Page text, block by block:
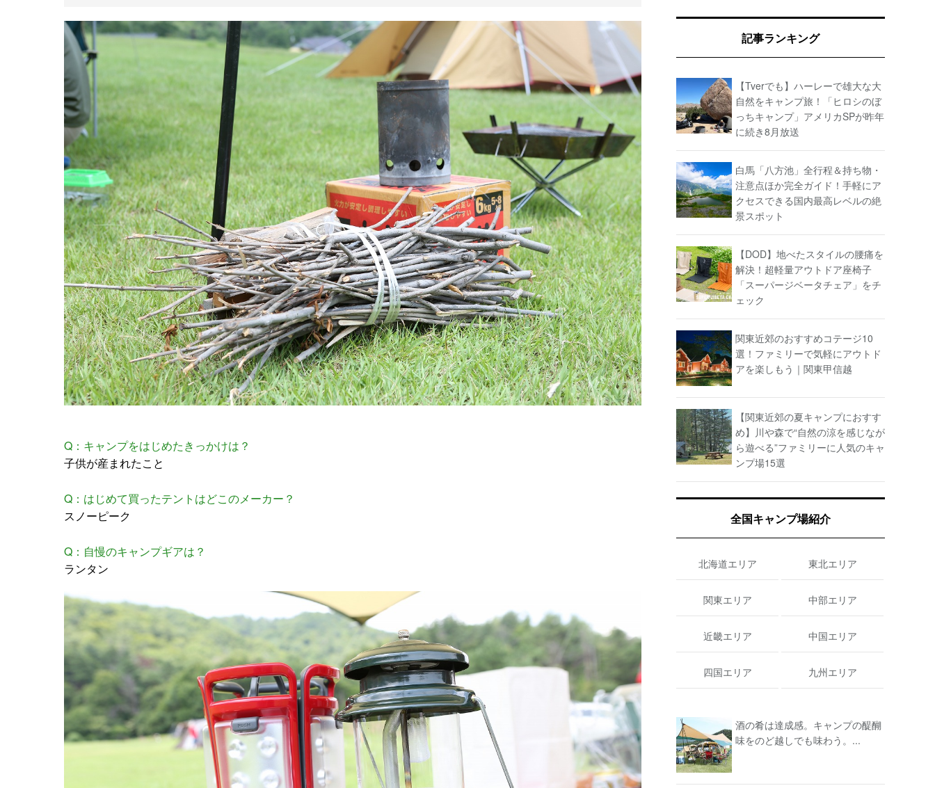
Q：キャンプをはじめたきっかけは？
子供が産まれたこと
Q：はじめて買ったテントはどこのメーカー？
スノーピーク
Q：自慢のキャンプギアは？
ランタン
記事ランキング
【Tverでも】ハーレーで雄大な大
自然をキャンプ旅！「ヒロシのぼ
っちキャンプ」アメリカSPが昨年
に続き8月放送
白馬「八方池」全行程＆持ち物・
注意点ほか完全ガイド！手軽にア
クセスできる国内最高レベルの絶
景スポット
【DOD】地べたスタイルの腰痛を
解決！超軽量アウトドア座椅子
「スーパージベータチェア」をチ
ェック
関東近郊のおすすめコテージ10
選！ファミリーで気軽にアウトド
アを楽しもう｜関東甲信越
【関東近郊の夏キャンプにおすす
め】川や森で“自然の涼を感じなが
ら遊べる”ファミリーに人気のキャ
ンプ場15選
全国キャンプ場紹介
北海道エリア 東北エリア
関東エリア 中部エリア
近畿エリア 中国エリア
四国エリア 九州エリア
酒の肴は達成感。キャンプの醍醐
味をのど越しでも味わう。...